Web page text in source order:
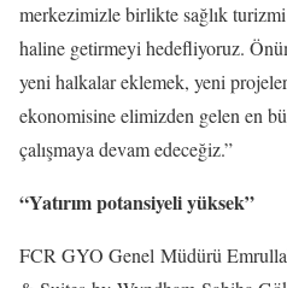
merkezimizle birlikte sağlık
haline getirmeyi hedefliyoruz.
yeni halkalar eklemek, yeni
ekonomisine elimizden gelen en
çalışmaya devam edeceğiz.”
“Yatırım potansiyeli yüksek”
FCR GYO Genel Müdürü